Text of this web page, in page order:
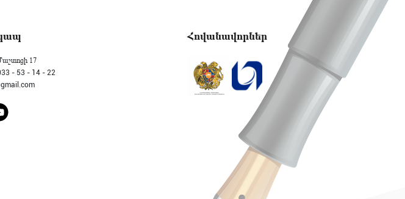
17
- 53 - 14 - 22
Հովանավորներ